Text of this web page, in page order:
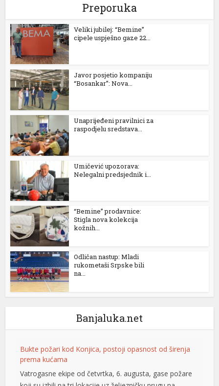
Preporuka
Veliki jubilej: “Bemine”
cipele uspješno gaze 22...
Javor posjetio kompaniju
“Bosankar”: Nova...
Unaprijeđeni pravilnici za
raspodjelu sredstava...
Umičević upozorava:
Nelegalni predsjednik i...
“Bemine” prodavnice:
Stigla nova kolekcija
kožnih...
Odličan nastup: Mladi
rukometaši Srpske bili
na...
Banjaluka.net
Bukte požari kod Konjica, postoji opasnost od širenja
prema kućama
Vatrogasne ekipe od četvrtka, 6. augusta, gase požare